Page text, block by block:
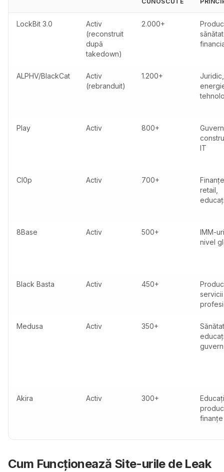
LockBit 3.0
Activ
(reconstruit
după
takedown)
2.000+
ALPHV/BlackCat
Activ
(rebranduit)
1.200+
Juridic,
Play Activ 800+
IT
Cl0p Activ 700+
retail,
8Base Activ 500+
IMM-
nivel
Black Basta Activ 450+
servicii
Medusa Activ 350+
guvern
Akira Activ 300+
finanțe
Cum Funcționează Site-urile de Leak